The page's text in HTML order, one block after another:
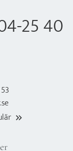
25 40
keyboard_double_arrow_right